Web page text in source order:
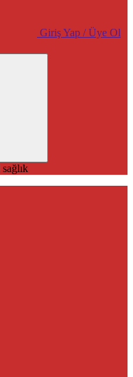
Giriş Yap / Üye Ol
sağlık